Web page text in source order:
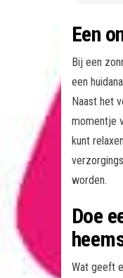
Een
Bij een
een
Naast het
momentje
kunt
worden.
Doe
Wat geeft